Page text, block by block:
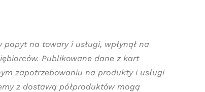
na towary i usługi, wpłynął na
Publikowane dane z kart
zapotrzebowaniu na produkty i usługi
z dostawą półproduktów mogą